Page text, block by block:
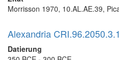
Morrisson 1970, 10.AL.AE.39,
Alexandria
Datierung